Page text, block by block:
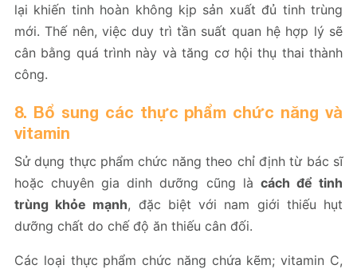
lại khiến tinh hoàn không kịp sản xuất đủ tinh trùng
mới. Thế nên, việc duy trì tần suất quan hệ hợp lý sẽ
cân bằng quá trình này và tăng cơ hội thụ thai thành
công.
8. Bổ sung các thực phẩm chức năng và
vitamin
Sử dụng thực phẩm chức năng theo chỉ định từ bác sĩ
hoặc chuyên gia dinh dưỡng cũng là cách để tinh
trùng khỏe mạnh, đặc biệt với nam giới thiếu hụt
dưỡng chất do chế độ ăn thiếu cân đối.
Các loại thực phẩm chức năng chứa kẽm; vitamin C,